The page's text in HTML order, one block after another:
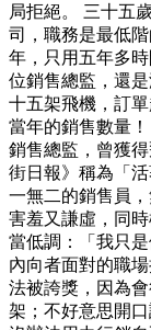
局拒絕。 三十五
司，職務是最低
年，只用五年多
位銷售總監，還
十五架飛機，訂
當年的銷售數量
銷售總監，曾獲
街日報》稱為「
一無二的銷售員
害羞又謙虛，同
當低調：「我只
內向者面對的職
法被誇獎，因為
架；不好意思開